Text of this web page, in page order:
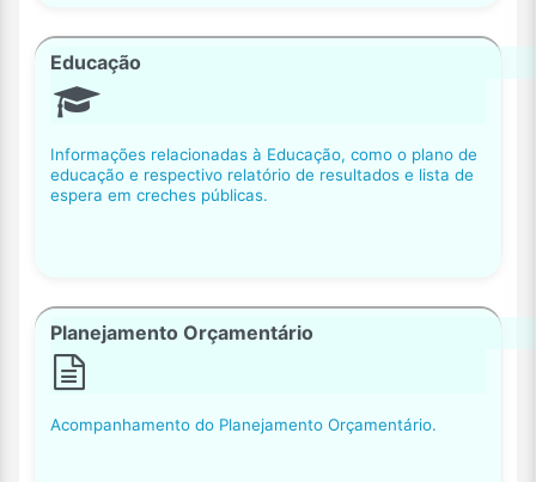
Educação
Informações relacionadas à Educação, como o plano de
educação e respectivo relatório de resultados e lista de
espera em creches públicas.
Planejamento Orçamentário
Acompanhamento do Planejamento Orçamentário.